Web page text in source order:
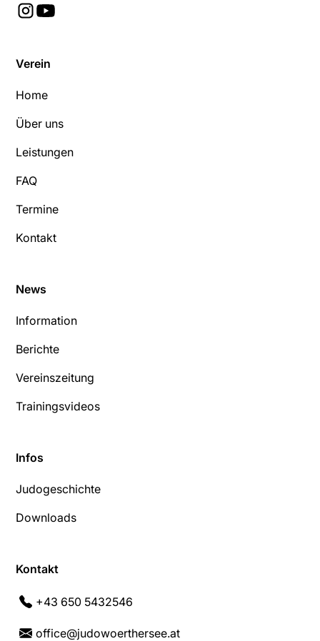
Verein
Home
Über uns
Leistungen
FAQ
Termine
Kontakt
News
Information
Berichte
Vereinszeitung
Trainingsvideos
Infos
Judogeschichte
Downloads
Kontakt
+43 650 5432546
office@judowoerthersee.at